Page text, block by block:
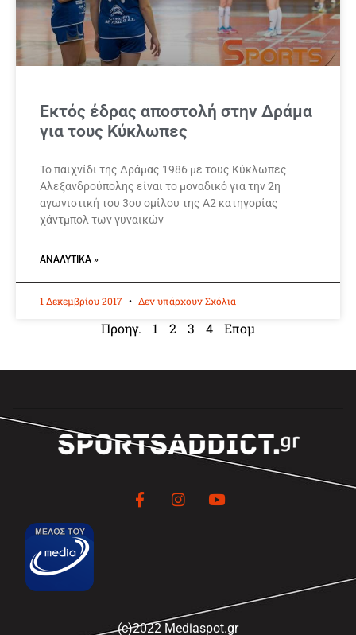
Εκτός έδρας αποστολή στην Δράμα
για τους Κύκλωπες
Το παιχνίδι της Δράμας 1986 με τους Κύκλωπες
Αλεξανδρούπολης είναι το μοναδικό για την 2η
αγωνιστική του 3ου ομίλου της Α2 κατηγορίας
χάντμπολ των γυναικών
ΑΝΑΛΥΤΙΚΆ »
1 Δεκεμβρίου 2017 Δεν υπάρχουν Σχόλια
Προηγ. 1 2 3 4 Επομ
(c)2022 Mediaspot.gr